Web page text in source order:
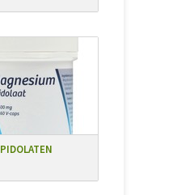
PIDOLATEN